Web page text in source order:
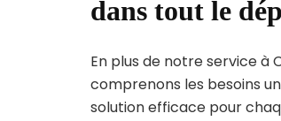
dans tout le
En plus de notre service à
comprenons les besoins
solution efficace pour